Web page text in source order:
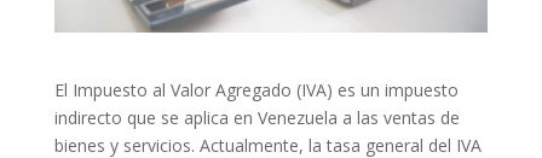
El Impuesto al Valor Agregado (IVA) es un impuesto
indirecto que se aplica en Venezuela a las ventas de
bienes y servicios. Actualmente, la tasa general del IVA